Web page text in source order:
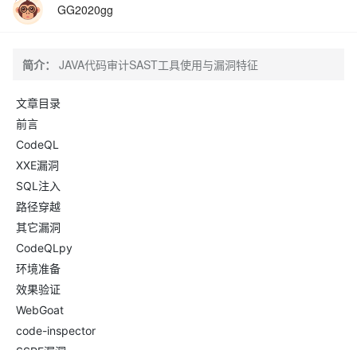
GG2020gg
简介： JAVA代码审计SAST工具使用与漏洞特征
文章目录
前言
CodeQL
XXE漏洞
SQL注入
路径穿越
其它漏洞
CodeQLpy
环境准备
效果验证
WebGoat
code-inspector